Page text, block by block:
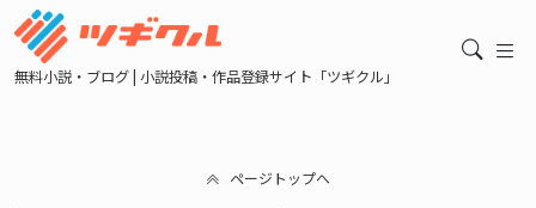
無料小説・ブログ | 小説投稿・作品登録サイト「ツギクル」
ページトップへ